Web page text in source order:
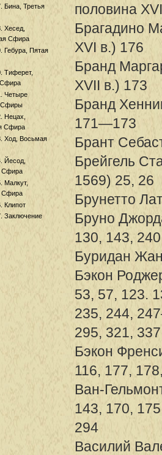
Бина, Третья
Хесед,
Сфира
Гебура, Пятая
Тиферет,
Четыре
Нецах,
Сфира
Ход, Восьмая
Йесод,
Сфира
Малкут,
Сфира
Клипот
Заключение
половина
Брагадино
XVI в.) 176
Бранд
XVII в.) 173
Бранд
171—173
Брант
Брейгель
1569) 25, 26
Брунетто
Бруно
130, 143,
Буридан
Бэкон
53, 57, 123.
235, 244,
295, 321,
Бэкон
116, 177,
Ван-
143, 170,
294
Василий